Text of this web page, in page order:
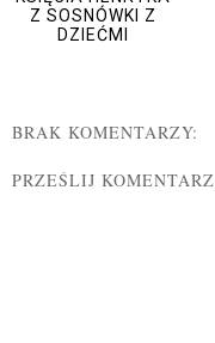
Z SOSNÓWKI Z
DZIEĆMI
BRAK KOMENTARZY:
PRZEŚLIJ KOMENTARZ